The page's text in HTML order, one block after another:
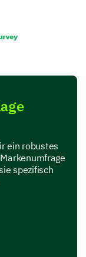
ein robustes
spezifisch